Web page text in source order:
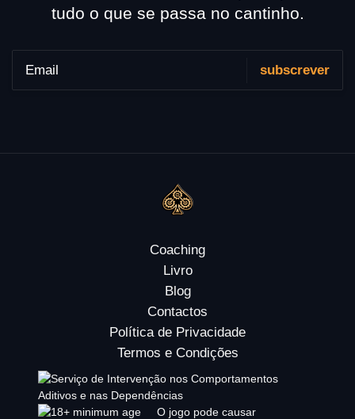
tudo o que se passa no cantinho.
Coaching
Livro
Blog
Contactos
Política de Privacidade
Termos e Condições
O jogo pode causar